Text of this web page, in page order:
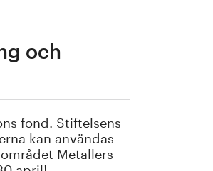
och
fond. Stiftelsens
kan användas
Metallers